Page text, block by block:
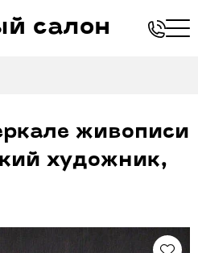
салон
живописи
художник,